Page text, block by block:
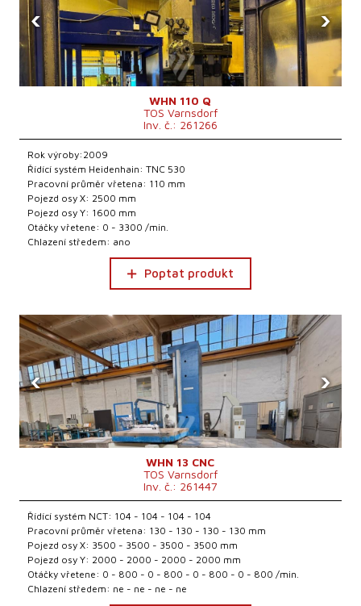
‹ ›
WHN 110 Q
TOS Varnsdorf
Inv. č.: 261266
Rok výroby:2009
Řídící systém Heidenhain: TNC 530
Pracovní průměr vřetena: 110 mm
Pojezd osy X: 2500 mm
Pojezd osy Y: 1600 mm
Otáčky vřetene: 0 - 3300 /min.
Chlazení středem: ano
Poptat produkt
‹ ›
WHN 13 CNC
TOS Varnsdorf
Inv. č.: 261447
Řídící systém NCT: 104 - 104 - 104 - 104
Pracovní průměr vřetena: 130 - 130 - 130 - 130 mm
Pojezd osy X: 3500 - 3500 - 3500 - 3500 mm
Pojezd osy Y: 2000 - 2000 - 2000 - 2000 mm
Otáčky vřetene: 0 - 800 - 0 - 800 - 0 - 800 - 0 - 800 /min.
Chlazení středem: ne - ne - ne - ne